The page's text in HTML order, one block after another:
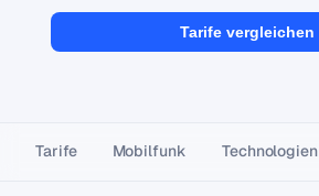
Tarife vergleichen
Tarife Mobilfunk Technologien